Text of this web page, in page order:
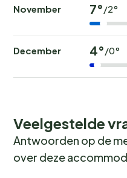
November 7°/2°
December 4°/0°
Veelgestelde
Antwoorden op de
over deze